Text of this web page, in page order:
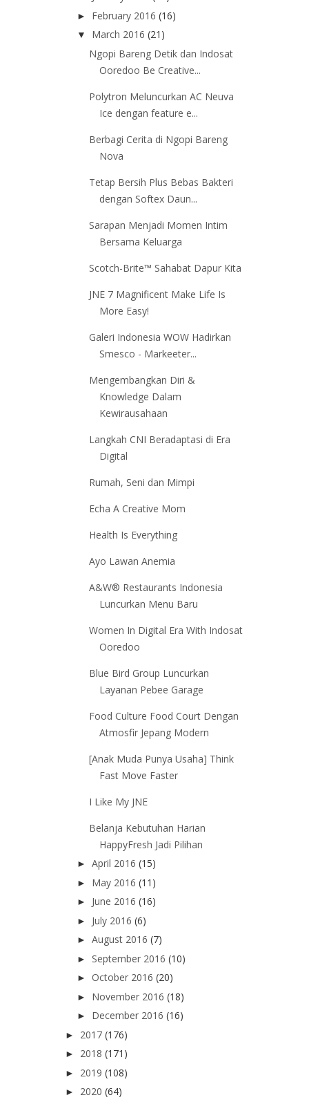
► February 2016 (16)
▼ March 2016 (21)
Ngopi Bareng Detik dan Indosat
Ooredoo Be Creative...
Polytron Meluncurkan AC Neuva
Ice dengan feature e...
Berbagi Cerita di Ngopi Bareng
Nova
Tetap Bersih Plus Bebas Bakteri
dengan Softex Daun...
Sarapan Menjadi Momen Intim
Bersama Keluarga
Scotch-Brite™ Sahabat Dapur Kita
JNE 7 Magnificent Make Life Is
More Easy!
Galeri Indonesia WOW Hadirkan
Smesco - Markeeter...
Mengembangkan Diri &
Knowledge Dalam
Kewirausahaan
Langkah CNI Beradaptasi di Era
Digital
Rumah, Seni dan Mimpi
Echa A Creative Mom
Health Is Everything
Ayo Lawan Anemia
A&W® Restaurants Indonesia
Luncurkan Menu Baru
Women In Digital Era With Indosat
Ooredoo
Blue Bird Group Luncurkan
Layanan Pebee Garage
Food Culture Food Court Dengan
Atmosfir Jepang Modern
[Anak Muda Punya Usaha] Think
Fast Move Faster
I Like My JNE
Belanja Kebutuhan Harian
HappyFresh Jadi Pilihan
► April 2016 (15)
► May 2016 (11)
► June 2016 (16)
► July 2016 (6)
► August 2016 (7)
► September 2016 (10)
► October 2016 (20)
► November 2016 (18)
► December 2016 (16)
► 2017 (176)
► 2018 (171)
► 2019 (108)
► 2020 (64)